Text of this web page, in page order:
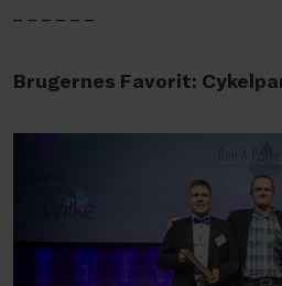
Brugernes Favorit: